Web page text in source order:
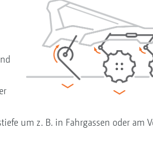
um z. B. in Fahrgassen oder am